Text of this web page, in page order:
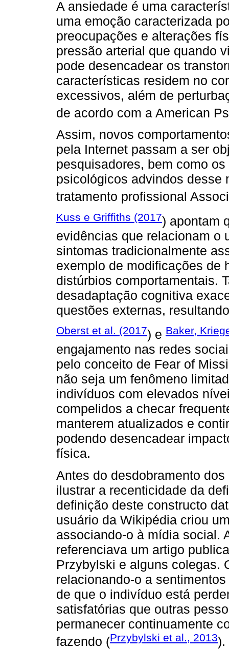
A ansiedade é uma
uma emoção caracterizada
preocupações e alterações
pressão arterial que quando
pode desencadear os
características residem no
excessivos, além de
de acordo com a American
Assim, novos
pela Internet passam a ser
pesquisadores, bem como
psicológicos advindos desse
tratamento profissional
Kuss e Griffiths (2017) apontam
evidências que relacionam o
sintomas tradicionalmente
exemplo de modificações de
distúrbios comportamentais.
desadaptação cognitiva
questões externas,
Oberst et al. (2017) e Baker,
engajamento nas redes
pelo conceito de Fear of
não seja um fenômeno
indivíduos com elevados
compelidos a checar
manterem atualizados e
podendo desencadear
física.
Antes do desdobramento
ilustrar a recenticidade da
definição deste constructo
usuário da Wikipédia criou
associando-o à mídia social.
referenciava um artigo
Przybylski e alguns colegas.
relacionando-o a
de que o indivíduo está
satisfatórias que outras
permanecer continuamente
fazendo (Przybylski et al., 2013).